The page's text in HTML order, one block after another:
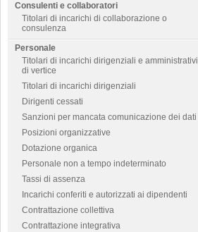
Consulenti e collaboratori
Titolari di incarichi di collaborazione o
consulenza
Personale
Titolari di incarichi dirigenziali e amministrativi
di vertice
Titolari di incarichi dirigenziali
Dirigenti cessati
Sanzioni per mancata comunicazione dei dati
Posizioni organizzative
Dotazione organica
Personale non a tempo indeterminato
Tassi di assenza
Incarichi conferiti e autorizzati ai dipendenti
Contrattazione collettiva
Contrattazione integrativa